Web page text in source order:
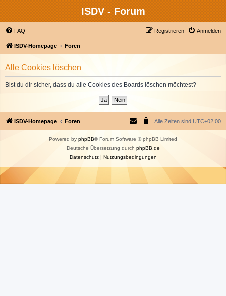
ISDV - Forum
FAQ Anmelden
Registrieren
ISDV-Homepage Foren
Alle Cookies löschen
Bist du dir sicher, dass du alle Cookies des Boards löschen möchtest?
ISDV-Homepage Foren Alle Zeiten sind UTC+02:00
Powered by phpBB® Forum Software © phpBB Limited
Deutsche Übersetzung durch phpBB.de
Datenschutz| Nutzungsbedingungen